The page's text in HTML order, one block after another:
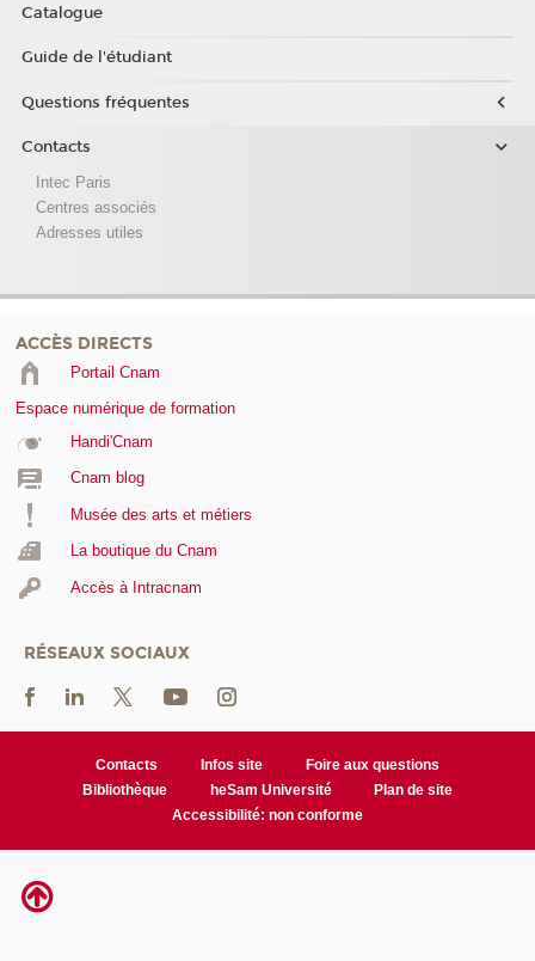
Catalogue
Guide de l'étudiant
Questions fréquentes
Contacts
Intec Paris
Centres associés
Adresses utiles
ACCÈS DIRECTS
Portail Cnam
Espace numérique de formation
Handi'Cnam
Cnam blog
Musée des arts et métiers
La boutique du Cnam
Accès à Intracnam
RÉSEAUX SOCIAUX
Contacts Infos site
Foire aux questions
Bibliothèque
heSam Université
Plan de site
Accessibilité: non conforme